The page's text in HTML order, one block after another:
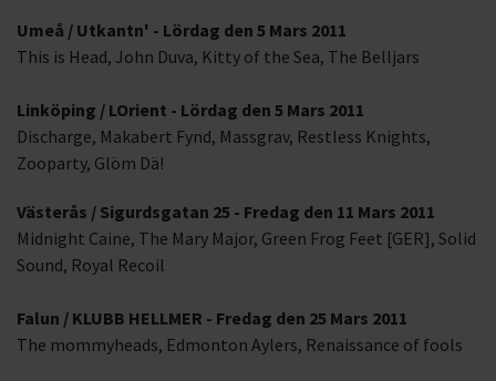
Umeå / Utkantn' - Lördag den 5 Mars 2011
This is Head, John Duva, Kitty of the Sea, The Belljars
Linköping / LOrient - Lördag den 5 Mars 2011
Discharge, Makabert Fynd, Massgrav, Restless Knights,
Zooparty, Glöm Dä!
Västerås / Sigurdsgatan 25 - Fredag den 11 Mars 2011
Midnight Caine, The Mary Major, Green Frog Feet [GER], Solid
Sound, Royal Recoil
Falun / KLUBB HELLMER - Fredag den 25 Mars 2011
The mommyheads, Edmonton Aylers, Renaissance of fools